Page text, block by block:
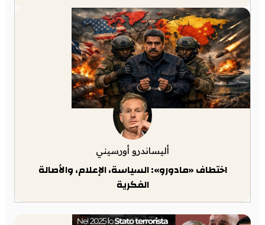
أليساندرو أورسيني
اختطاف «مادورو»: السياسة، الإعلام، والأصالة
الفكرية